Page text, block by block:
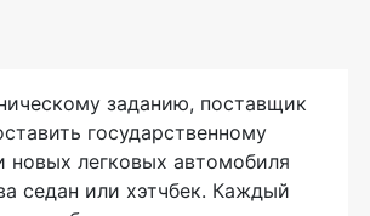
заданию, поставщик
государственному
новых легковых автомобиля
седан или хэтчбек. Каждый